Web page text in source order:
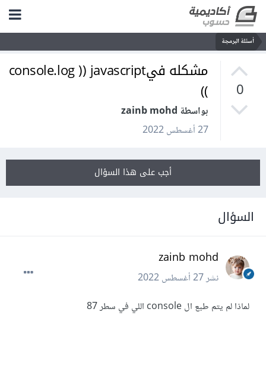
أسئلة البرمجة
0
مشكله فيconsole.log )) javascript
))
بواسطة zainb mohd
27 أغسطس 2022
أجب على هذا السؤال
السؤال
zainb mohd
نشر27 أغسطس 2022
لماذا لم يتم طبع ال console اللي في سطر 87